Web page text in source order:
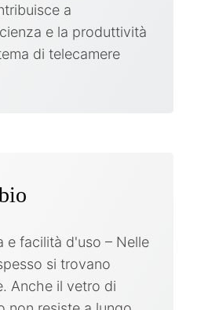
a
e la produttività
di telecamere
e facilità d'uso – Nelle
si trovano
Anche il vetro di